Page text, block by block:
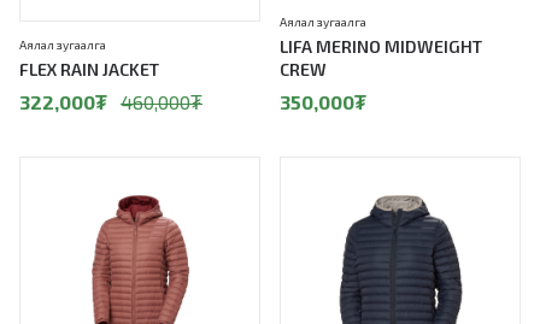
FLEX RAIN JACKET
Аялал зугаалга
322,000₮ 460,000₮
LIFA MERINO MIDWEIGHT
CREW
Аялал зугаалга
350,000₮